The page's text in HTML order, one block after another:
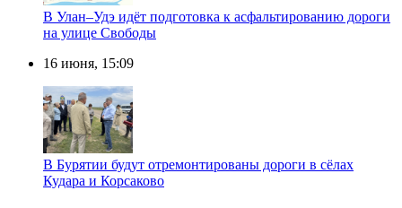
В Улан–Удэ идёт подготовка к асфальтированию дороги
на улице Свободы
16 июня, 15:09
В Бурятии будут отремонтированы дороги в сёлах
Кудара и Корсаково